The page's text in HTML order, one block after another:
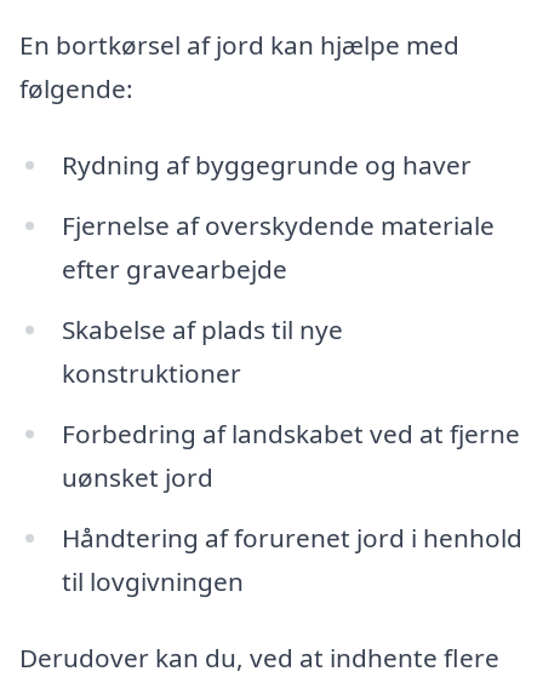
En bortkørsel af jord kan hjælpe med
følgende:
Rydning af byggegrunde og haver
Fjernelse af overskydende materiale
efter gravearbejde
Skabelse af plads til nye
konstruktioner
Forbedring af landskabet ved at fjerne
uønsket jord
Håndtering af forurenet jord i henhold
til lovgivningen
Derudover kan du, ved at indhente flere